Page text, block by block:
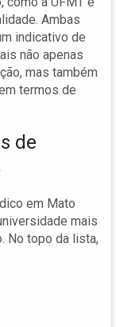
Ambas
indicativo de
não apenas
mas também
termos de
de
em Mato
mais
No topo da lista,